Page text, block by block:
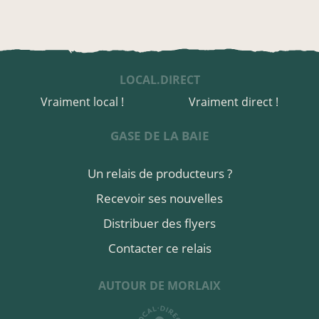
LOCAL.DIRECT
Vraiment local !
Vraiment direct !
GASE DE LA BAIE
Un relais de producteurs ?
Recevoir ses nouvelles
Distribuer des flyers
Contacter ce relais
AUTOUR DE MORLAIX